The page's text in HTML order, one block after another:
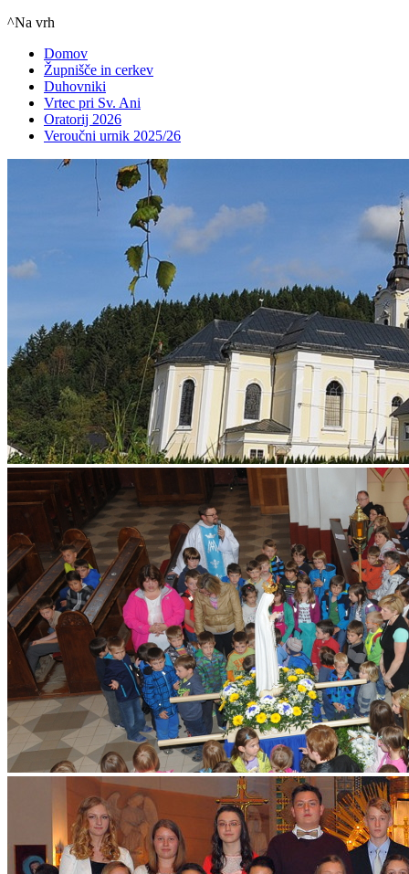
^Na vrh
Domov
Župnišče in cerkev
Duhovniki
Vrtec pri Sv. Ani
Oratorij 2026
Veroučni urnik 2025/26